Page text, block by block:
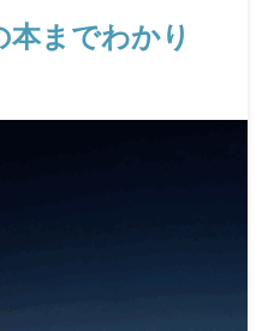
までわかり